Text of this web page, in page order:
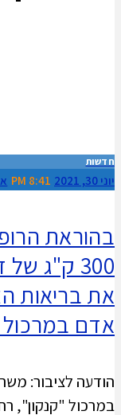
חדשות
יוני 30, 2021 8:41 PM
בהוראת
300 ק"ג
את בריאות
אדם במרכול
הודעה לציבור: